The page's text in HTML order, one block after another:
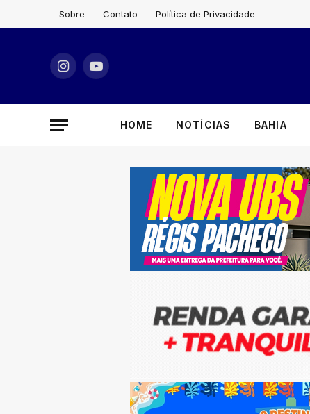
Sobre Contato Política de Privacidade
InstagramYouTube
HOME NOTÍCIAS BAHIA